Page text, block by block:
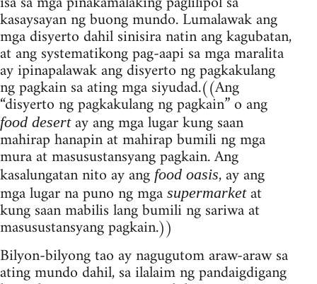
kasaysayan ng buong mundo. Lumalawak ang
mga disyerto dahil sinisira natin ang kagubatan,
at ang systematikong pag-aapi sa mga maralita
ay ipinapalawak ang disyerto ng pagkakulang
ng pagkain sa ating mga siyudad.((Ang
“disyerto ng pagkakulang ng pagkain” o ang
food desertay ang mga lugar kung saan
mahirap hanapin at mahirap bumili ng mga
mura at masusustansyang pagkain. Ang
kasalungatan nito ay ang food oasis, ay ang
mga lugar na puno ng mga supermarketat
kung saan mabilis lang bumili ng sariwa at
masusustansyang pagkain.))
Bilyon-bilyong tao ay nagugutom araw-araw sa
ating mundo dahil, sa ilalaim ng pandaigdigang